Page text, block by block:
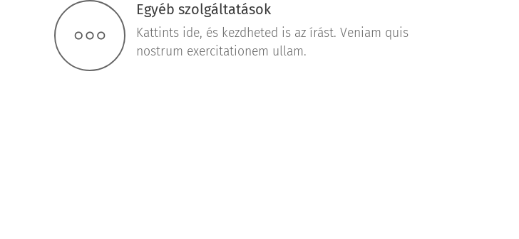
Egyéb szolgáltatások
Kattints ide, és kezdheted is az írást. Veniam quis
nostrum exercitationem ullam.